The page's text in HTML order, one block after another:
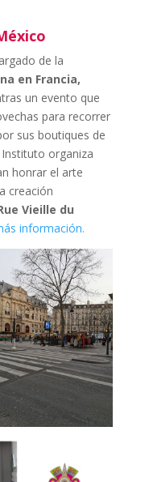
de la
en Francia,
un evento que
para recorrer
sus boutiques de
organiza
honrar el arte
creación
Vieille du
información.